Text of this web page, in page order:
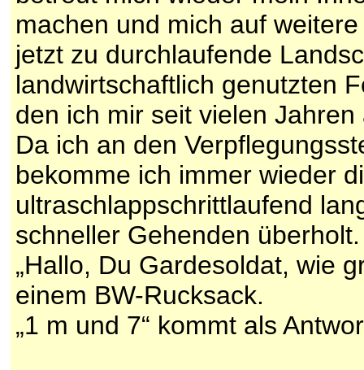
machen und mich auf
jetzt zu durchlaufende
landwirtschaftlich genutzten
den ich mir seit vielen
Da ich an den
bekomme ich immer wieder
ultraschlappschrittlaufend
schneller Gehenden
„Hallo, Du Gardesoldat, wie
einem BW-Rucksack.
„1 m und 7“ kommt als